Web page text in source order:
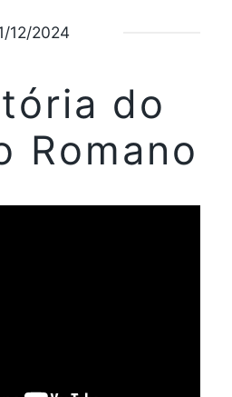
12/2024
do
Romano